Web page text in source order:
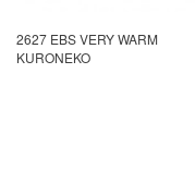
2627 EBS VERY WARM
KURONEKO